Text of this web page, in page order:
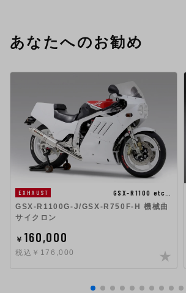
あなたへのお勧め
EXHAUST
GSX-R1100 etc…
GSX-R1100G-J/GSX-R750F-H 機械曲
サイクロン
￥ 160,000
税込￥176,000